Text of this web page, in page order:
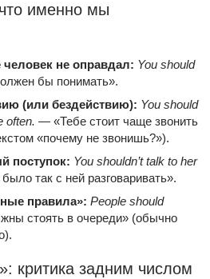
именно мы
не оправдал: You should
бы понимать».
(или бездействию): You should
often. — «Тебе стоит чаще звонить
«почему не звонишь?»).
поступок: You shouldn’t talk to her
так с ней разговаривать».
правила»: People should
стоять в очереди» (обычно
критика задним числом